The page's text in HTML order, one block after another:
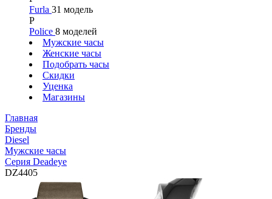
Furla 31 модель
P
Police 8 моделей
Мужские часы
Женские часы
Подобрать часы
Скидки
Уценка
Магазины
Главная
Бренды
Diesel
Мужские часы
Серия Deadeye
DZ4405